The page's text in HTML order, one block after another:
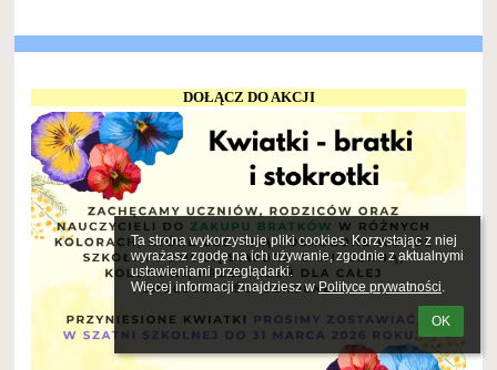
Ta strona wykorzystuje pliki cookies. Korzystając z niej
wyrażasz zgodę na ich używanie, zgodnie z aktualnymi
ustawieniami przeglądarki.
Więcej informacji znajdziesz w Polityce prywatności.
OK
DOŁĄCZ DO AKCJI